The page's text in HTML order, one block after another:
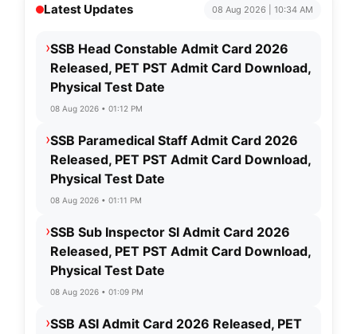
Latest Updates 08 Aug 2026 | 10:34 AM
›SSB Head Constable Admit Card 2026
Released, PET PST Admit Card Download,
Physical Test Date
08 Aug 2026 • 01:12 PM
›SSB Paramedical Staff Admit Card 2026
Released, PET PST Admit Card Download,
Physical Test Date
08 Aug 2026 • 01:11 PM
›SSB Sub Inspector SI Admit Card 2026
Released, PET PST Admit Card Download,
Physical Test Date
08 Aug 2026 • 01:09 PM
›SSB ASI Admit Card 2026 Released, PET